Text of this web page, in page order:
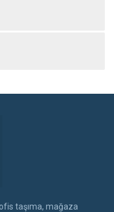
taşıma, mağaza